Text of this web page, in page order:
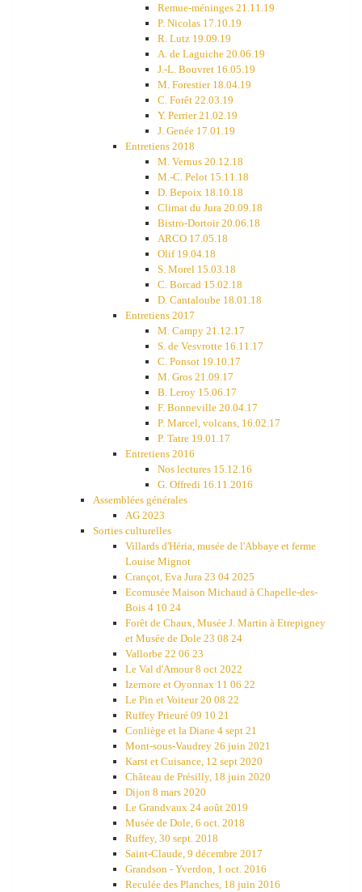
Remue-méninges 21.11.19
P. Nicolas 17.10.19
R. Lutz 19.09.19
A. de Laguiche 20.06.19
J.-L. Bouvret 16.05.19
M. Forestier 18.04.19
C. Forêt 22.03.19
Y. Perrier 21.02.19
J. Genée 17.01.19
Entretiens 2018
M. Vernus 20.12.18
M.-C. Pelot 15.11.18
D. Bepoix 18.10.18
Climat du Jura 20.09.18
Bistro-Dortoir 20.06.18
ARCO 17.05.18
Olif 19.04.18
S. Morel 15.03.18
C. Borcad 15.02.18
D. Cantaloube 18.01.18
Entretiens 2017
M. Campy 21.12.17
S. de Vesvrotte 16.11.17
C. Ponsot 19.10.17
M. Gros 21.09.17
B. Leroy 15.06.17
F. Bonneville 20.04.17
P. Marcel, volcans, 16.02.17
P. Tatre 19.01.17
Entretiens 2016
Nos lectures 15.12.16
G. Offredi 16.11.2016
Assemblées générales
AG 2023
Sorties culturelles
Villards d'Héria, musée de l'Abbaye et ferme
Louise Mignot
Crançot, Eva Jura 23 04 2025
Ecomusée Maison Michaud à Chapelle-des-
Bois 4 10 24
Forêt de Chaux, Musée J. Martin à Etrepigney
et Musée de Dole 23 08 24
Vallorbe 22 06 23
Le Val d'Amour 8 oct 2022
Izernore et Oyonnax 11 06 22
Le Pin et Voiteur 20 08 22
Ruffey Prieuré 09 10 21
Conliège et la Diane 4 sept 21
Mont-sous-Vaudrey 26 juin 2021
Karst et Cuisance, 12 sept 2020
Château de Présilly, 18 juin 2020
Dijon 8 mars 2020
Le Grandvaux 24 août 2019
Musée de Dole, 6 oct. 2018
Ruffey, 30 sept. 2018
Saint-Claude, 9 décembre 2017
Grandson - Yverdon, 1 oct. 2016
Reculée des Planches, 18 juin 2016